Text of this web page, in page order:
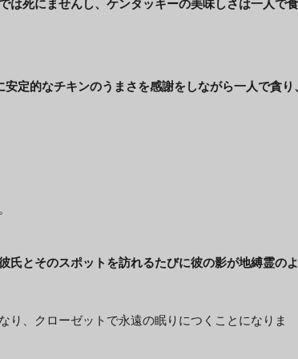
は死にませんし、ケンタッキーの美味しさは一人で食
定的なチキンのうまさを感謝をしながら一人で貪り
氏とそのスポットを訪れるたびに彼の影が地縛霊のよ
り、クローゼットで永遠の眠りにつくことになりま